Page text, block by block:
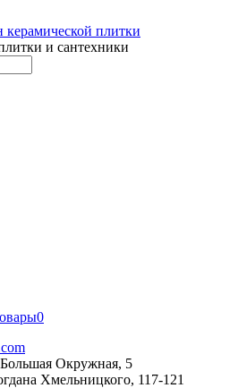
и сантехники
0
Окружная, 5
Хмельницкого, 117-121